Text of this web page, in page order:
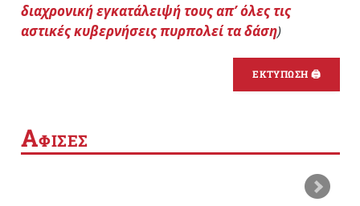
διαχρονική εγκατάλειψή τους απ’ όλες τις
αστικές κυβερνήσεις πυρπολεί τα δάση)
ΕΚΤΥΠΩΣΗ 🖨
ΑΦΙΣΕΣ